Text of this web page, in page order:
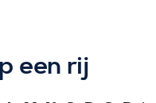
een rij